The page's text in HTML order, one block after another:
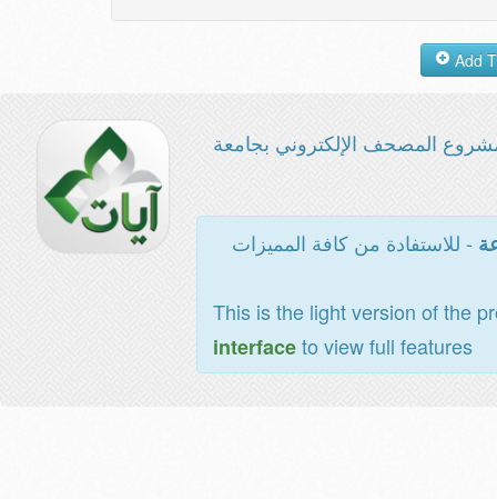
المصحف الإلكتروني بجامعة
- للاستفادة من كافة المميزات
This is the light version of the
interfaceto view full features